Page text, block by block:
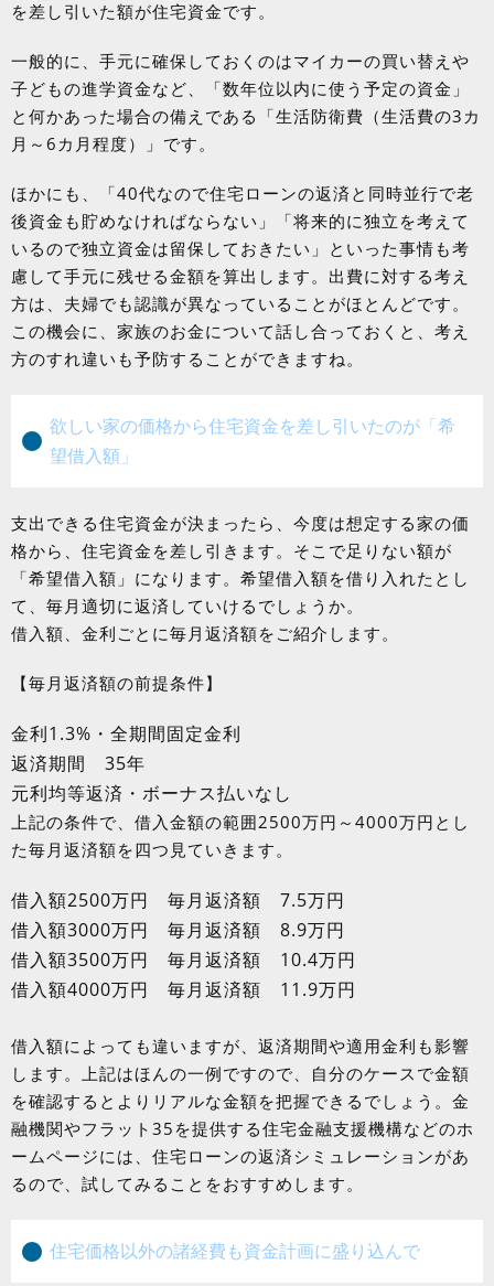
を差し引いた額が住宅資金です。
一般的に、手元に確保しておくのはマイカーの買い替えや
子どもの進学資金など、「数年位以内に使う予定の資金」
と何かあった場合の備えである「生活防衛費（生活費の3カ
月～6カ月程度）」です。
ほかにも、「40代なので住宅ローンの返済と同時並行で老
後資金も貯めなければならない」「将来的に独立を考えて
いるので独立資金は留保しておきたい」といった事情も考
慮して手元に残せる金額を算出します。出費に対する考え
方は、夫婦でも認識が異なっていることがほとんどです。
この機会に、家族のお金について話し合っておくと、考え
方のすれ違いも予防することができますね。
欲しい家の価格から住宅資金を差し引いたのが「希
望借入額」
支出できる住宅資金が決まったら、今度は想定する家の価
格から、住宅資金を差し引きます。そこで足りない額が
「希望借入額」になります。希望借入額を借り入れたとし
て、毎月適切に返済していけるでしょうか。
借入額、金利ごとに毎月返済額をご紹介します。
【毎月返済額の前提条件】
金利1.3%・全期間固定金利
返済期間 35年
元利均等返済・ボーナス払いなし
上記の条件で、借入金額の範囲2500万円～4000万円とし
た毎月返済額を四つ見ていきます。
借入額2500万円 毎月返済額 7.5万円
借入額3000万円 毎月返済額 8.9万円
借入額3500万円 毎月返済額 10.4万円
借入額4000万円 毎月返済額 11.9万円
借入額によっても違いますが、返済期間や適用金利も影響
します。上記はほんの一例ですので、自分のケースで金額
を確認するとよりリアルな金額を把握できるでしょう。金
融機関やフラット35を提供する住宅金融支援機構などのホ
ームページには、住宅ローンの返済シミュレーションがあ
るので、試してみることをおすすめします。
住宅価格以外の諸経費も資金計画に盛り込んで